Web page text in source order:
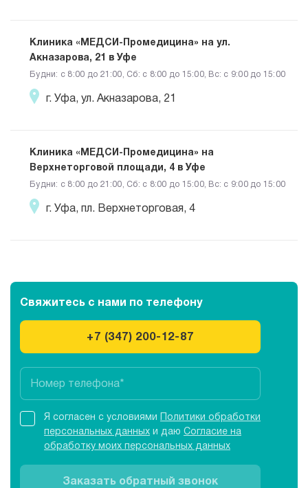
Клиника «МЕДСИ-Промедицина» на ул.
Акназарова, 21 в Уфе
Будни: c 8:00 до 21:00, Сб: c 8:00 до 15:00, Вс: c 9:00 до 15:00
г. Уфа, ул. Акназарова, 21
Клиника «МЕДСИ-Промедицина» на
Верхнеторговой площади, 4 в Уфе
Будни: c 8:00 до 21:00, Сб: c 8:00 до 15:00, Вс: c 9:00 до 15:00
г. Уфа, пл. Верхнеторговая, 4
Свяжитесь с нами по телефону
+7 (347) 200-12-87
Я согласен с условиями Политики обработки
персональных данных и даю Согласие на
обработку моих персональных данных
Заказать обратный звонок